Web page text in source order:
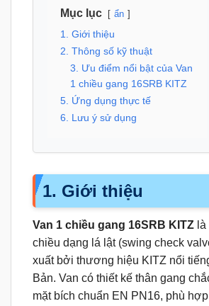
Mục lục ẩn
1. Giới thiệu
2. Thông số kỹ thuật
3. Ưu điểm nổi bật của Van
1 chiều gang 16SRB KITZ
5. Ứng dụng thực tế
6. Lưu ý sử dụng
1. Giới thiệu
Van 1 chiều gang 16SRB KITZ
chiều dạng lá lật (swing check
xuất bởi thương hiệu KITZ nổi
Bản. Van có thiết kế thân gang
mặt bích chuẩn EN PN16, phù